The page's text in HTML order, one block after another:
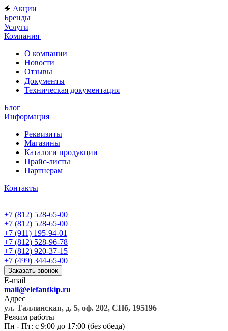
Акции
Бренды
Услуги
Компания
О компании
Новости
Отзывы
Документы
Техническая документация
Блог
Информация
Реквизиты
Магазины
Каталоги продукции
Прайс-листы
Партнерам
Контакты
+7 (812) 528-65-00
+7 (812) 528-65-00
+7 (911) 195-94-01
+7 (812) 528-96-78
+7 (812) 920-37-15
+7 (499) 344-65-00
Заказать звонок
E-mail
mail@elefantkip.ru
Адрес
ул. Таллинская, д. 5, оф. 202, СПб, 195196
Режим работы
Пн - Пт: с 9:00 до 17:00 (без обеда)